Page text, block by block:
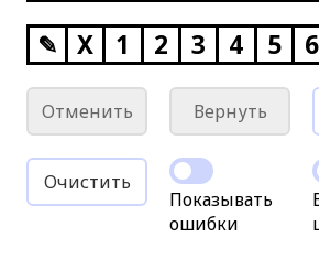
✎ X 1 2 3 4 5 6
Отменить Вернуть
Очистить
Показывать
ошибки